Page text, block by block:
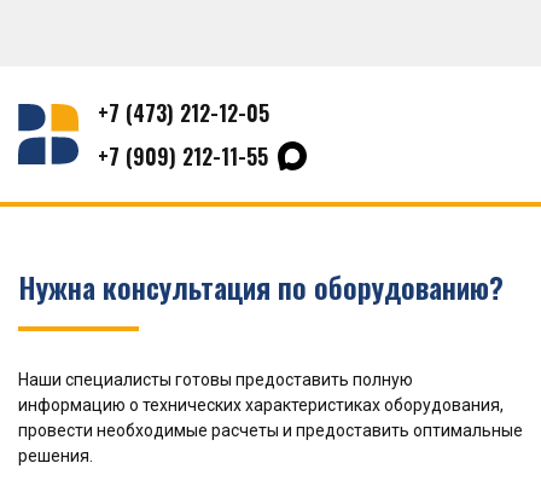
+7 (473) 212-12-05
+7 (909) 212-11-55
Нужна консультация по оборудованию?
Наши специалисты готовы предоставить полную
информацию о технических характеристиках оборудования,
провести необходимые расчеты и предоставить оптимальные
решения.